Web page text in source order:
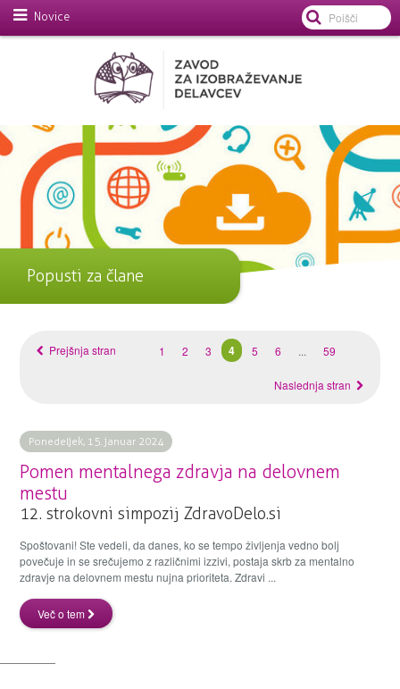
Novice
Popusti za člane
Prejšnja stran 1 2 3 4 5 6 ... 59
Naslednja stran
Ponedeljek, 15. januar 2024
Pomen mentalnega zdravja na delovnem
mestu
12. strokovni simpozij ZdravoDelo.si
Spoštovani! Ste vedeli, da danes, ko se tempo življenja vedno bolj
povečuje in se srečujemo z različnimi izzivi, postaja skrb za mentalno
zdravje na delovnem mestu nujna prioriteta. Zdravi ...
Več o tem